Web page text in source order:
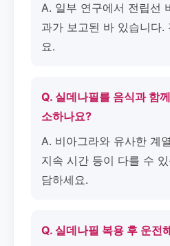
A. 일부 연구에서 전립선
과가 보고된 바 있습니다.
요.
Q. 실데나필를 음식과 함
소하나요?
A. 비아그라와 유사한 계
지속 시간 등이 다를 수
담하세요.
Q. 실데나필 복용 후 운전